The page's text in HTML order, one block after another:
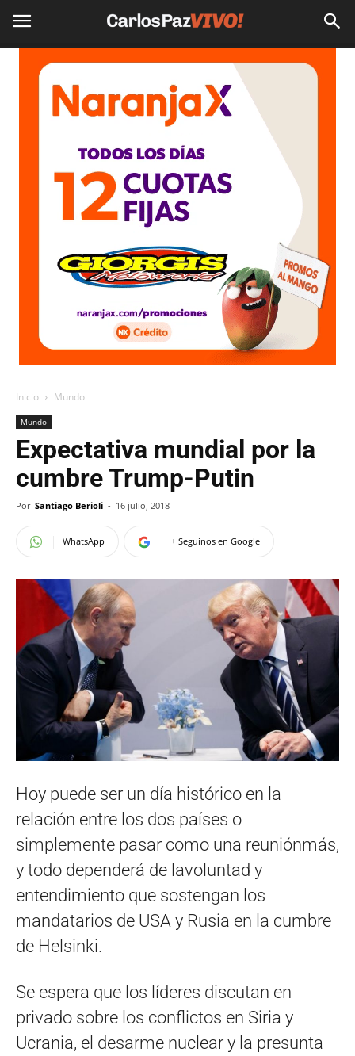
Inicio Mundo
Mundo
Expectativa mundial por la
cumbre Trump-Putin
Por Santiago Berioli - 16 julio, 2018
WhatsApp + Seguinos en Google
Hoy puede ser un día histórico en la
relación entre los dos países o
simplemente pasar como una reuniónmás,
y todo dependerá de lavoluntad y
entendimiento que sostengan los
mandatarios de USA y Rusia en la cumbre
de Helsinki.
Se espera que los líderes discutan en
privado sobre los conflictos en Siria y
Ucrania, el desarme nuclear y la presunta